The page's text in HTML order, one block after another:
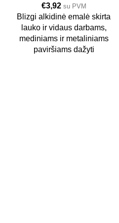
€3,92 su PVM
Blizgi alkidinė emalė skirta
lauko ir vidaus darbams,
mediniams ir metaliniams
paviršiams dažyti